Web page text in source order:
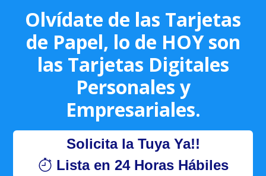
Olvídate de las Tarjetas
de Papel, lo de HOY son
las Tarjetas Digitales
Personales y
Empresariales.
Solicita la Tuya Ya!!
Lista en 24 Horas Hábiles